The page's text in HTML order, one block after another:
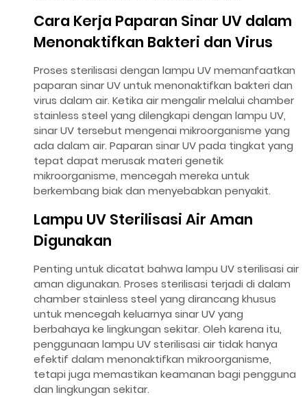
Cara Kerja Paparan Sinar UV dalam
Menonaktifkan Bakteri dan Virus
Proses sterilisasi dengan lampu UV memanfaatkan
paparan sinar UV untuk menonaktifkan bakteri dan
virus dalam air. Ketika air mengalir melalui chamber
stainless steel yang dilengkapi dengan lampu UV,
sinar UV tersebut mengenai mikroorganisme yang
ada dalam air. Paparan sinar UV pada tingkat yang
tepat dapat merusak materi genetik
mikroorganisme, mencegah mereka untuk
berkembang biak dan menyebabkan penyakit.
Lampu UV Sterilisasi Air Aman
Digunakan
Penting untuk dicatat bahwa lampu UV sterilisasi air
aman digunakan. Proses sterilisasi terjadi di dalam
chamber stainless steel yang dirancang khusus
untuk mencegah keluarnya sinar UV yang
berbahaya ke lingkungan sekitar. Oleh karena itu,
penggunaan lampu UV sterilisasi air tidak hanya
efektif dalam menonaktifkan mikroorganisme,
tetapi juga memastikan keamanan bagi pengguna
dan lingkungan sekitar.